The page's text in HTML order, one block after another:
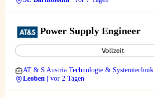
Power Supply Engineer
Vollzeit
AT & S Austria Technologie & Systemtechnik
Aktiengesellschaft
Leoben | vor 2 Tagen